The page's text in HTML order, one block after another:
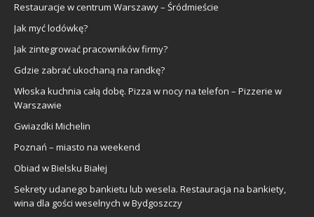
Restauracje w centrum Warszawy – Śródmieście
Jak myć lodówkę?
Jak zintegrować pracowników firmy?
Gdzie zabrać ukochaną na randkę?
Włoska kuchnia całą dobę. Pizza w nocy na telefon – Pizzerie w
Warszawie
Gwiazdki Michelin
Poznań – miasto na weekend
Obiad w Bielsku Białej
Sekrety udanego bankietu lub wesela. Restauracja na bankiety,
wina dla gości weselnych w Bydgoszczy